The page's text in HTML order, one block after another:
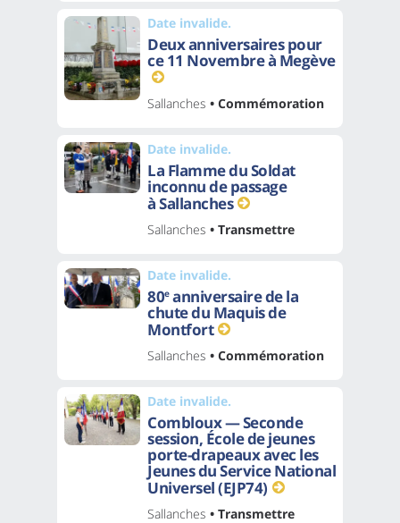
Date invalide.
Deux anniversaires pour
ce 11 Novembre à Megève
Sallanches • Commémoration
Date invalide.
La Flamme du Soldat
inconnu de passage
à Sallanches
Sallanches • Transmettre
Date invalide.
80eanniversaire de la
chute du Maquis de
Montfort
Sallanches • Commémoration
Date invalide.
Combloux — Seconde
session, École de jeunes
porte-drapeaux avec les
Jeunes du Service National
Universel (EJP74)
Sallanches • Transmettre